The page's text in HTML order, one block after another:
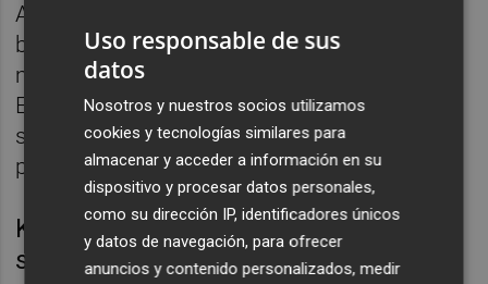
Almirón dijo que el Barcelona, pese a las
bajas, tiene jugadores "de jerarquía que
marcan la diferencia" y confió en que el
Elche, que ya suma trece jornadas sin ganar,
se reponga "rápidamente" para el próximo
partido ante el Valencia.
Koeman: "La clave de la victoria ha
sido el juego sin balón"
Uso responsable de sus
datos
Nosotros y nuestros socios utilizamos
cookies y tecnologías similares para
almacenar y acceder a información en su
dispositivo y procesar datos personales,
como su dirección IP, identificadores únicos
y datos de navegación, para ofrecer
anuncios y contenido personalizados, medir